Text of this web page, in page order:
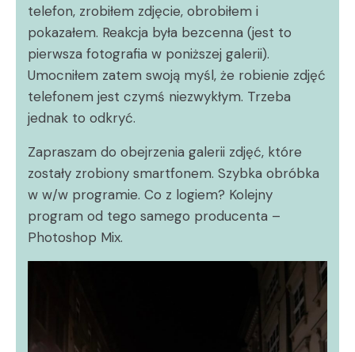
telefon, zrobiłem zdjęcie, obrobiłem i
pokazałem. Reakcja była bezcenna (jest to
pierwsza fotografia w poniższej galerii).
Umocniłem zatem swoją myśl, że robienie zdjęć
telefonem jest czymś niezwykłym. Trzeba
jednak to odkryć.
Zapraszam do obejrzenia galerii zdjęć, które
zostały zrobiony smartfonem. Szybka obróbka
w w/w programie. Co z logiem? Kolejny
program od tego samego producenta –
Photoshop Mix.